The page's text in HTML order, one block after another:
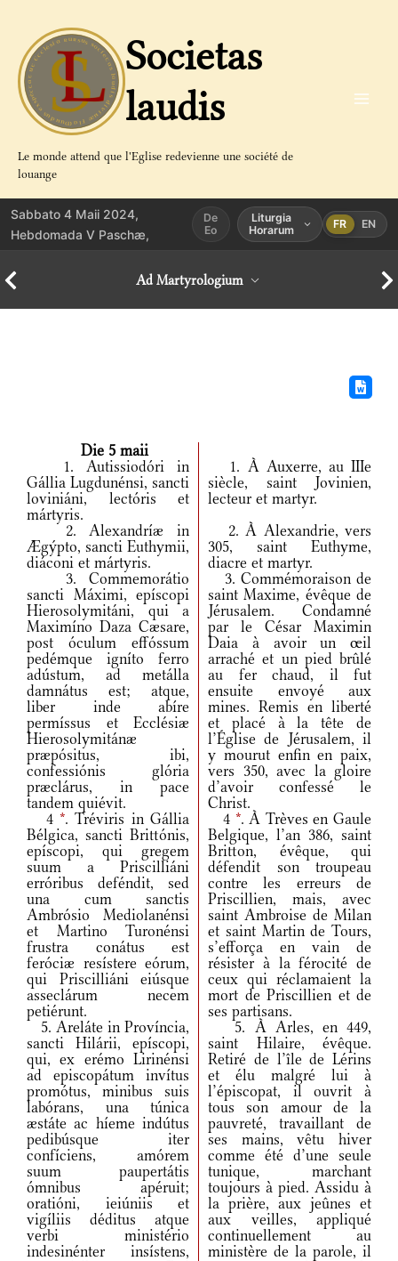
contenu
Societas
laudis
Le monde attend que l'Eglise redevienne une société de
louange
Sabbato 4 Maii 2024,
Hebdomada V Paschæ,
De
Eo
Liturgia
Horarum
FR EN
Ad Martyrologium
Die 5 maii
1. Autissiodóri in
Gállia Lugdunénsi, sancti
loviniáni, lectóris et
mártyris.
1. À Auxerre, au IIIe
siècle, saint Jovinien,
lecteur et martyr.
2. Alexandríæ in
Ægýpto, sancti Euthymii,
diáconi et mártyris.
2. À Alexandrie, vers
305, saint Euthyme,
diacre et martyr.
3. Commemorátio
sancti Máximi, epíscopi
Hierosolymitáni, qui a
Maximíno Daza Cæsare,
post óculum effóssum
pedémque igníto ferro
adústum, ad metálla
damnátus est; atque,
liber inde abíre
permíssus et Ecclésiæ
Hierosolymitánæ
præpósitus, ibi,
confessiónis glória
præclárus, in pace
tandem quiévit.
3. Commémoraison de
saint Maxime, évêque de
Jérusalem. Condamné
par le César Maximin
Daia à avoir un œil
arraché et un pied brûlé
au fer chaud, il fut
ensuite envoyé aux
mines. Remis en liberté
et placé à la tête de
l’Église de Jérusalem, il
y mourut enfin en paix,
vers 350, avec la gloire
d’avoir confessé le
Christ.
4*. Tréviris in Gállia
Bélgica, sancti Brittónis,
epíscopi, qui gregem
suum a Priscilliáni
erróribus deféndit, sed
una cum sanctis
Ambrósio Mediolanénsi
et Martino Turonénsi
frustra conátus est
feróciæ resístere eórum,
qui Priscilliáni eiúsque
asseclárum necem
petiérunt.
4 *. À Trèves en Gaule
Belgique, l’an 386, saint
Britton, évêque, qui
défendit son troupeau
contre les erreurs de
Priscillien, mais, avec
saint Ambroise de Milan
et saint Martin de Tours,
s’efforça en vain de
résister à la férocité de
ceux qui réclamaient la
mort de Priscillien et de
ses partisans.
5. Areláte in Província,
sancti Hilárii, epíscopi,
qui, ex erémo Lirinénsi
ad episcopátum invítus
promótus, minibus suis
labórans, una túnica
æstáte ac híeme indútus
pedibúsque iter
confíciens, amórem
suum paupertátis
ómnibus apéruit;
oratióni, ieiúniis et
vigíliis déditus atque
verbi ministério
indesinénter insístens,
5. À Arles, en 449,
saint Hilaire, évêque.
Retiré de l’île de Lérins
et élu malgré lui à
l’épiscopat, il ouvrit à
tous son amour de la
pauvreté, travaillant de
ses mains, vêtu hiver
comme été d’une seule
tunique, marchant
toujours à pied. Assidu à
la prière, aux jeûnes et
aux veilles, appliqué
continuellement au
ministère de la parole, il